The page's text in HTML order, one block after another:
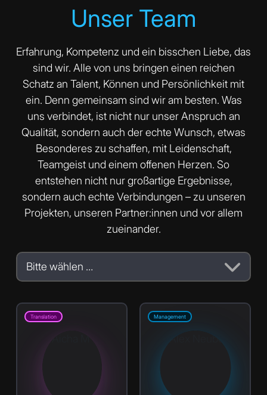
Unser Team
Erfahrung, Kompetenz und ein bisschen Liebe, das
sind wir. Alle von uns bringen einen reichen
Schatz an Talent, Können und Persönlichkeit mit
ein. Denn gemeinsam sind wir am besten. Was
uns verbindet, ist nicht nur unser Anspruch an
Qualität, sondern auch der echte Wunsch, etwas
Besonderes zu schaffen, mit Leidenschaft,
Teamgeist und einem offenen Herzen. So
entstehen nicht nur großartige Ergebnisse,
sondern auch echte Verbindungen – zu unseren
Projekten, unseren Partner:innen und vor allem
zueinander.
Bitte wählen …
Translation Management